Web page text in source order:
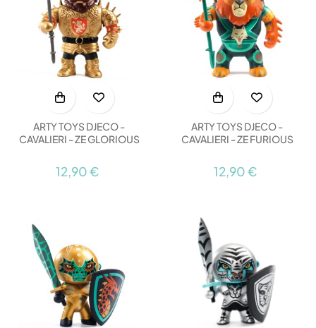
ARTY TOYS DJECO -
CAVALIERI - ZE GLORIOUS
12,90 €
ARTY TOYS DJECO -
CAVALIERI - ZE FURIOUS
12,90 €